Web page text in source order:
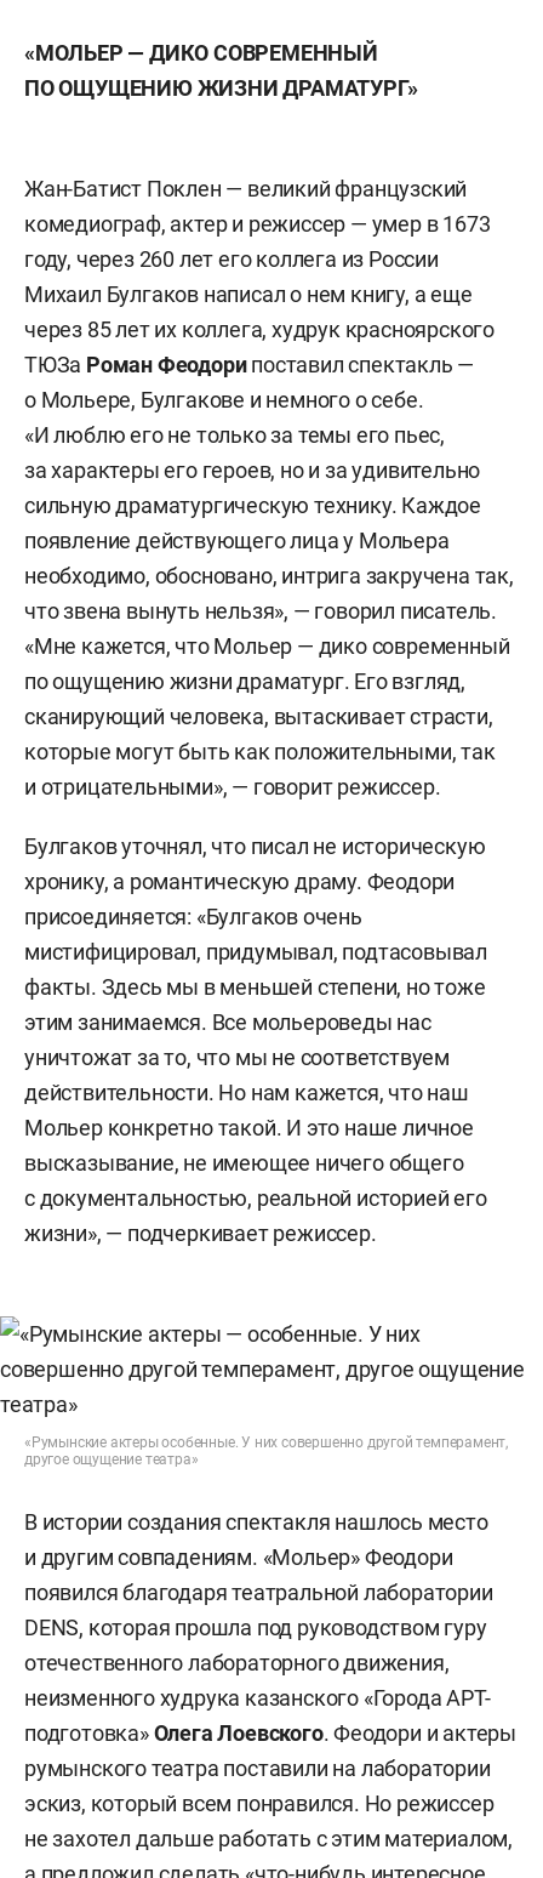
«МОЛЬЕР — ДИКО СОВРЕМЕННЫЙ
ПО ОЩУЩЕНИЮ ЖИЗНИ ДРАМАТУРГ»
Жан-Батист Поклен — великий французский
комедиограф, актер и режиссер — умер в 1673
году, через 260 лет его коллега из России
Михаил Булгаков написал о нем книгу, а еще
через 85 лет их коллега, худрук красноярского
ТЮЗа Роман Феодорипоставил спектакль —
о Мольере, Булгакове и немного о себе.
«И люблю его не только за темы его пьес,
за характеры его героев, но и за удивительно
сильную драматургическую технику. Каждое
появление действующего лица у Мольера
необходимо, обосновано, интрига закручена так,
что звена вынуть нельзя», — говорил писатель.
«Мне кажется, что Мольер — дико современный
по ощущению жизни драматург. Его взгляд,
сканирующий человека, вытаскивает страсти,
которые могут быть как положительными, так
и отрицательными», — говорит режиссер.
Булгаков уточнял, что писал не историческую
хронику, а романтическую драму. Феодори
присоединяется: «Булгаков очень
мистифицировал, придумывал, подтасовывал
факты. Здесь мы в меньшей степени, но тоже
этим занимаемся. Все мольероведы нас
уничтожат за то, что мы не соответствуем
действительности. Но нам кажется, что наш
Мольер конкретно такой. И это наше личное
высказывание, не имеющее ничего общего
с документальностью, реальной историей его
жизни», — подчеркивает режиссер.
«Румынские актеры особенные. У них совершенно другой темперамент,
другое ощущение театра»
В истории создания спектакля нашлось место
и другим совпадениям. «Мольер» Феодори
появился благодаря театральной лаборатории
DENS, которая прошла под руководством гуру
отечественного лабораторного движения,
неизменного худрука казанского «Города АРТ-
подготовка»Олега Лоевского. Феодори и актеры
румынского театра поставили на лаборатории
эскиз, который всем понравился. Но режиссер
не захотел дальше работать с этим материалом,